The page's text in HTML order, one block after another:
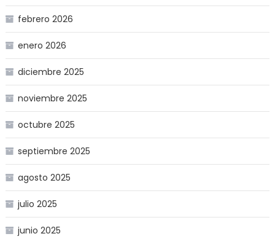
febrero 2026
enero 2026
diciembre 2025
noviembre 2025
octubre 2025
septiembre 2025
agosto 2025
julio 2025
junio 2025